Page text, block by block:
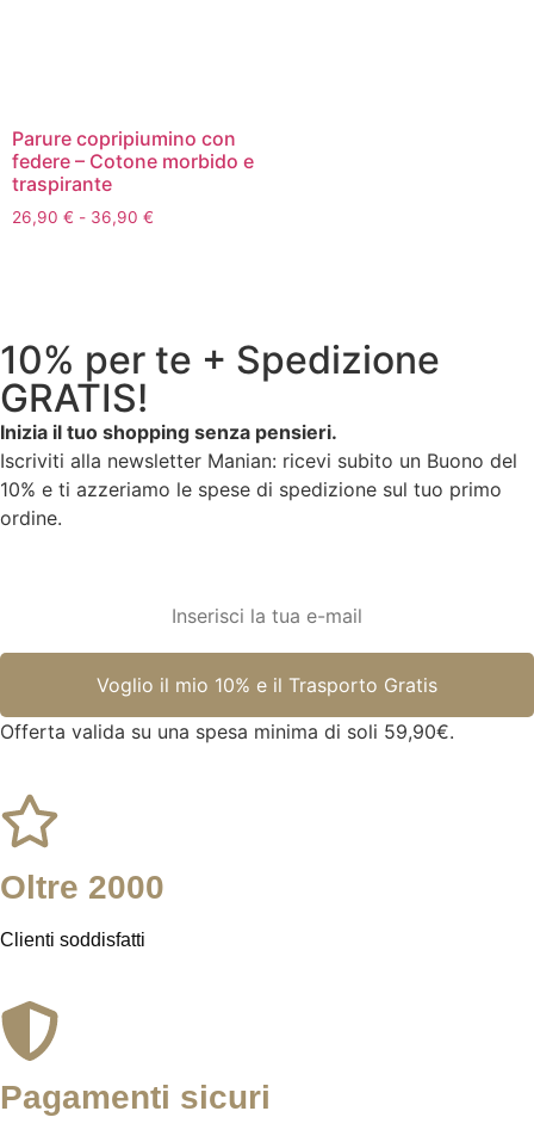
Parure copripiumino con
federe – Cotone morbido e
traspirante
26,90 € - 36,90 €
10% per te + Spedizione
GRATIS!
Inizia il tuo shopping senza pensieri.
Iscriviti alla newsletter Manian: ricevi subito un Buono del
10% e ti azzeriamo le spese di spedizione sul tuo primo
ordine.
Offerta valida su una spesa minima di soli 59,90€.
Oltre 2000
Clienti soddisfatti
Pagamenti sicuri